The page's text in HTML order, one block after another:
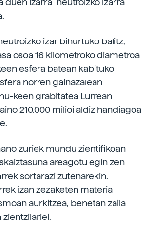
duen izarra “neutroizko izarra”
izar bihurtuko balitz,
osoa 16 kilometroko diametroa
esfera batean kabituko
horren gainazalean
keen grabitatea Lurrean
210.000 milioi aldiz handiagoa
zuriek mundu zientifikoan
areagotu egin zen
sortarazi zutenarekin.
izan zezaketen materia
aurkitzea, benetan zaila
zientzilariei.